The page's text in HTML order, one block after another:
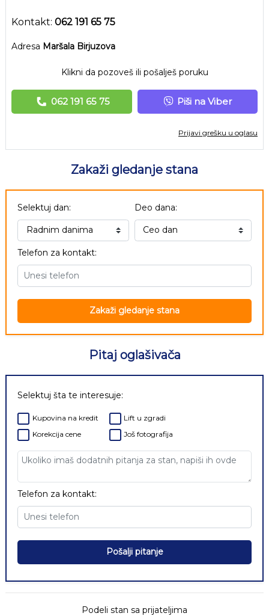
Kontakt: 062 191 65 75
Adresa Maršala Birjuzova
Klikni da pozoveš ili pošalješ poruku
062 191 65 75 Piši na Viber
Prijavi grešku u oglasu
Zakaži gledanje stana
Selektuj dan: Deo dana:
Telefon za kontakt:
Zakaži gledanje stana
Pitaj oglašivača
Selektuj šta te interesuje:
Kupovina na kredit
Korekcija cene
Lift u zgradi
Još fotografija
Telefon za kontakt:
Pošalji pitanje
Podeli stan sa prijateljima